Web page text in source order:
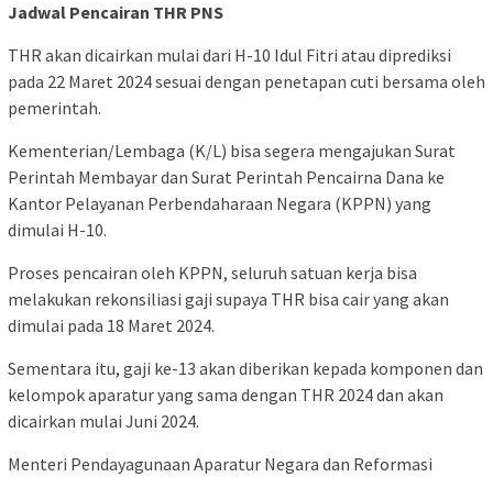
Jadwal Pencairan THR PNS
THR akan dicairkan mulai dari H-10 Idul Fitri atau diprediksi
pada 22 Maret 2024 sesuai dengan penetapan cuti bersama oleh
pemerintah.
Kementerian/Lembaga (K/L) bisa segera mengajukan Surat
Perintah Membayar dan Surat Perintah Pencairna Dana ke
Kantor Pelayanan Perbendaharaan Negara (KPPN) yang
dimulai H-10.
Proses pencairan oleh KPPN, seluruh satuan kerja bisa
melakukan rekonsiliasi gaji supaya THR bisa cair yang akan
dimulai pada 18 Maret 2024.
Sementara itu, gaji ke-13 akan diberikan kepada komponen dan
kelompok aparatur yang sama dengan THR 2024 dan akan
dicairkan mulai Juni 2024.
Menteri Pendayagunaan Aparatur Negara dan Reformasi